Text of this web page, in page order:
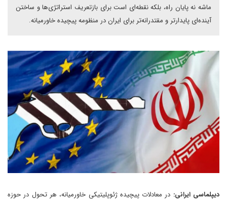
ماشه نه پایان راه، بلکه نقطه‌ای است برای بازتعریف استراتژی‌ها و ساختن
آینده‌ای پایدارتر و مقتدرانه‌تر برای ایران در منظومه پیچیده خاورمیانه.
دیپلماسی ایرانی: در معادلات پیچیده ژئوپلیتیکی خاورمیانه، هر تحول در حوزه